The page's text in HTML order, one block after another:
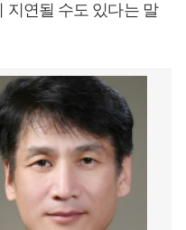
지연될 수도 있다는 말